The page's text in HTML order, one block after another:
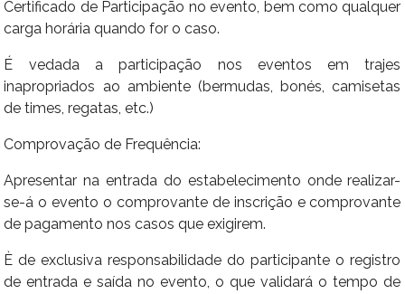
Certificado de Participação no evento, bem como qualquer
carga horária quando for o caso.
É vedada a participação nos eventos em trajes
inapropriados ao ambiente (bermudas, bonés, camisetas
de times, regatas, etc.)
Comprovação de Frequência:
Apresentar na entrada do estabelecimento onde realizar-
se-á o evento o comprovante de inscrição e comprovante
de pagamento nos casos que exigirem.
È de exclusiva responsabilidade do participante o registro
de entrada e saída no evento, o que validará o tempo de